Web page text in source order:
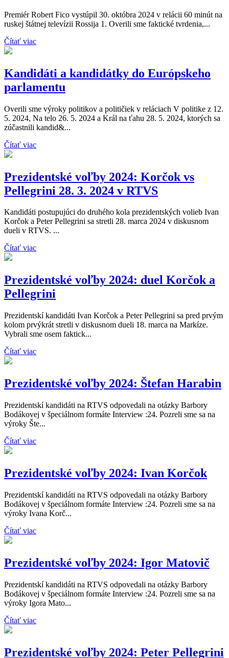
Premiér Robert Fico vystúpil 30. októbra 2024 v relácii 60 minút na
ruskej štátnej televízii Rossija 1. Overili sme faktické tvrdenia,...
Čítať viac
Kandidáti a kandidátky do Európskeho
parlamentu
Overili sme výroky politikov a političiek v reláciach V politike z 12.
5. 2024, Na telo 26. 5. 2024 a Král na ťahu 28. 5. 2024, ktorých sa
zúčastnili kandid&...
Čítať viac
Prezidentské voľby 2024: Korčok vs
Pellegrini 28. 3. 2024 v RTVS
Kandidáti postupujúci do druhého kola prezidentských volieb Ivan
Korčok a Peter Pellegrini sa stretli 28. marca 2024 v diskusnom
dueli v RTVS. ...
Čítať viac
Prezidentské voľby 2024: duel Korčok a
Pellegrini
Prezidentskí kandidáti Ivan Korčok a Peter Pellegrini sa pred prvým
kolom prvýkrát stretli v diskusnom dueli 18. marca na Markíze.
Vybrali sme osem faktick...
Čítať viac
Prezidentské voľby 2024: Štefan Harabin
Prezidentskí kandidáti na RTVS odpovedali na otázky Barbory
Bodákovej v špeciálnom formáte Interview :24. Pozreli sme sa na
výroky Šte...
Čítať viac
Prezidentské voľby 2024: Ivan Korčok
Prezidentskí kandidáti na RTVS odpovedali na otázky Barbory
Bodákovej v špeciálnom formáte Interview :24. Pozreli sme sa na
výroky Ivana Korč...
Čítať viac
Prezidentské voľby 2024: Igor Matovič
Prezidentskí kandidáti na RTVS odpovedali na otázky Barbory
Bodákovej v špeciálnom formáte Interview :24. Pozreli sme sa na
výroky Igora Mato...
Čítať viac
Prezidentské voľby 2024: Peter Pellegrini